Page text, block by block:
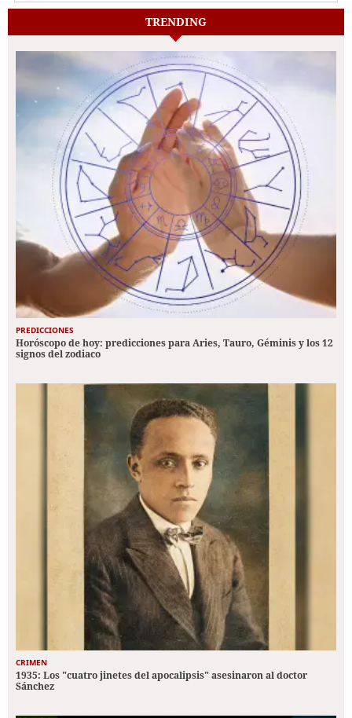
TRENDING
PREDICCIONES
Horóscopo de hoy: predicciones para Aries, Tauro, Géminis y los 12
signos del zodiaco
CRIMEN
1935: Los "cuatro jinetes del apocalipsis" asesinaron al doctor
Sánchez